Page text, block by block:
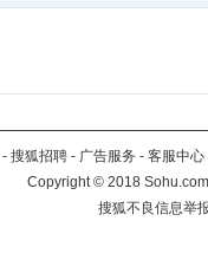
- 搜狐招聘 - 广告服务 - 客服中心
Copyright©2018
搜狐不良信息举